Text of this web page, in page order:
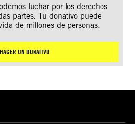
luchar por los derechos
partes. Tu donativo puede
de millones de personas.
HACER UN DONATIVO